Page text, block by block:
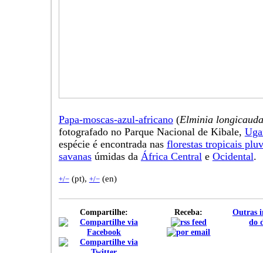
Papa-moscas-azul-africano(Elminia longicauda
fotografado no Parque Nacional de Kibale,
espécie é encontrada nas florestas tropicais
savanasúmidas da África Centrale Ocidental.
+/−(pt), +/−(en)
Compartilhe: Receba:
Outras
do